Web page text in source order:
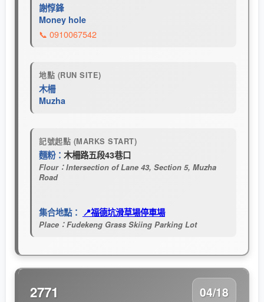
謝惇鋒
Money hole
📞 0910067542
地點 (RUN SITE)
木柵
Muzha
記號起點 (MARKS START)
麵粉： 木柵路五段43巷口
Flour：Intersection of Lane 43, Section 5, Muzha
Road
集合地點： 📍福德坑滑草場停車場
Place：Fudekeng Grass Skiing Parking Lot
2771 04/18